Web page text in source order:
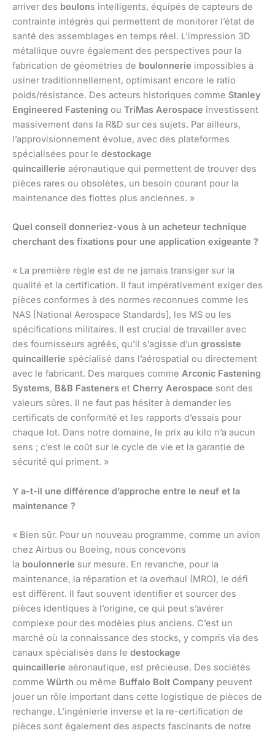
arriver des boulons intelligents, équipés de capteurs de
contrainte intégrés qui permettent de monitorer l’état de
santé des assemblages en temps réel. L’impression 3D
métallique ouvre également des perspectives pour la
fabrication de géométries de boulonnerie impossibles à
usiner traditionnellement, optimisant encore le ratio
poids/résistance. Des acteurs historiques comme Stanley
Engineered Fastening ou TriMas Aerospace investissent
massivement dans la R&D sur ces sujets. Par ailleurs,
l’approvisionnement évolue, avec des plateformes
spécialisées pour le destockage
quincaillerie aéronautique qui permettent de trouver des
pièces rares ou obsolètes, un besoin courant pour la
maintenance des flottes plus anciennes. »
Quel conseil donneriez-vous à un acheteur technique
cherchant des fixations pour une application exigeante ?
« La première règle est de ne jamais transiger sur la
qualité et la certification. Il faut impérativement exiger des
pièces conformes à des normes reconnues comme les
NAS [National Aerospace Standards], les MS ou les
spécifications militaires. Il est crucial de travailler avec
des fournisseurs agréés, qu’il s’agisse d’un grossiste
quincaillerie spécialisé dans l’aérospatial ou directement
avec le fabricant. Des marques comme Arconic Fastening
Systems, B&B Fasteners et Cherry Aerospace sont des
valeurs sûres. Il ne faut pas hésiter à demander les
certificats de conformité et les rapports d’essais pour
chaque lot. Dans notre domaine, le prix au kilo n’a aucun
sens ; c’est le coût sur le cycle de vie et la garantie de
sécurité qui priment. »
Y a-t-il une différence d’approche entre le neuf et la
maintenance ?
« Bien sûr. Pour un nouveau programme, comme un avion
chez Airbus ou Boeing, nous concevons
la boulonnerie sur mesure. En revanche, pour la
maintenance, la réparation et la overhaul (MRO), le défi
est différent. Il faut souvent identifier et sourcer des
pièces identiques à l’origine, ce qui peut s’avérer
complexe pour des modèles plus anciens. C’est un
marché où la connaissance des stocks, y compris via des
canaux spécialisés dans le destockage
quincaillerie aéronautique, est précieuse. Des sociétés
comme Würth ou même Buffalo Bolt Company peuvent
jouer un rôle important dans cette logistique de pièces de
rechange. L’ingénierie inverse et la re-certification de
pièces sont également des aspects fascinants de notre